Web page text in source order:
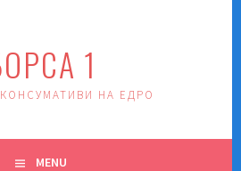
1
НА ЕДРО
MENU